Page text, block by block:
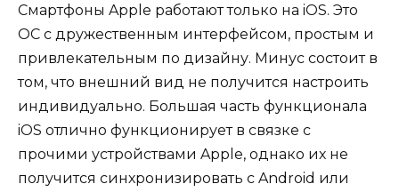
Смартфоны Apple работают только на iOS. Это
ОС с дружественным интерфейсом, простым и
привлекательным по дизайну. Минус состоит в
том, что внешний вид не получится настроить
индивидуально. Большая часть функционала
iOS отлично функционирует в связке с
прочими устройствами Apple, однако их не
получится синхронизировать с Android или